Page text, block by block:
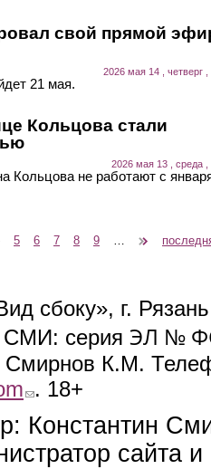
свой прямой
2026 мая 14 , четверг ,
21 мая.
Кольцова стали
2026 мая 13 , среда ,
Кольцова не работают с
5 6 7 8 9
сбоку», г.
СМИ: серия ЭЛ №
Смирнов К.М.
(link sends e-mail)
. 18+
Константин
сайта